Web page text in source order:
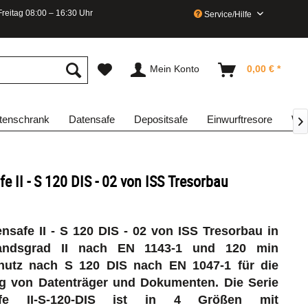
08:00 – 16:30 Uhr Service/Hilfe
Mein Konto 0,00 € *
Datensafe Depositsafe Einwurftresore 
II - S 120 DIS - 02 von ISS Tresorbau
II - S 120 DIS - 02 von ISS Tresorbau in
II nach EN 1143-1 und 120 min
nach S 120 DIS nach EN 1047-1 für die
von Datenträger und Dokumenten. Die Serie
II-S-120-DIS ist in 4 Größen mit